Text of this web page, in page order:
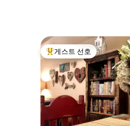
상위 게스트 선호
게스트 선호